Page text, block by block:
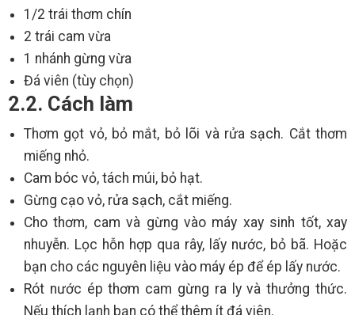
1/2 trái thơm chín
2 trái cam vừa
1 nhánh gừng vừa
Đá viên (tùy chọn)
2.2. Cách làm
Thơm gọt vỏ, bỏ mắt, bỏ lõi và rửa sạch. Cắt thơm
miếng nhỏ.
Cam bóc vỏ, tách múi, bỏ hạt.
Gừng cạo vỏ, rửa sạch, cắt miếng.
Cho thơm, cam và gừng vào máy xay sinh tốt, xay
nhuyễn. Lọc hỗn hợp qua rây, lấy nước, bỏ bã. Hoặc
bạn cho các nguyên liệu vào máy ép để ép lấy nước.
Rót nước ép thơm cam gừng ra ly và thưởng thức.
Nếu thích lạnh bạn có thể thêm ít đá viên.